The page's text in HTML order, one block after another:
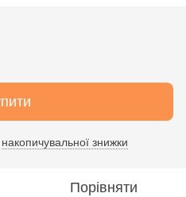
накопичувальної знижки
Порівняти